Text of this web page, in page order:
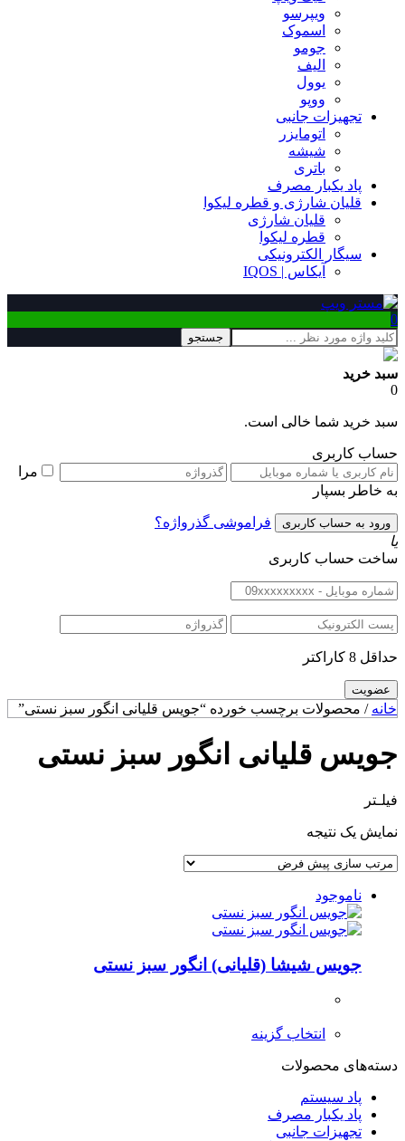
ویپرسو
اسموک
جومو
الیف
یوول
ووپو
تجهیزات جانبی
اتومایزر
شیشه
باتری
پاد یکبار مصرف
قلیان شارژی و قطره لیکوا
قلیان شارژی
قطره لیکوا
سیگار الکترونیکی
آیکاس | IQOS
0
جستجو
سبد خرید
0
سبد خرید شما خالی است.
حساب کاربری
مرا
به خاطر بسپار
فراموشی گذرواژه؟
یا
ساخت حساب کاربری
حداقل 8 کاراکتر
خانه / محصولات برچسب خورده “جویس قلیانی انگور سبز نستی”
جویس قلیانی انگور سبز نستی
فیلـتر
نمایش یک نتیجه
ناموجود
جویس شیشا (قلیانی) انگور سبز نستی
انتخاب گزینه
دسته‌های محصولات
پاد سیستم
پاد یکبار مصرف
تجهیزات جانبی